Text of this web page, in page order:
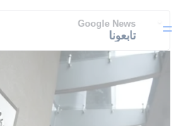
Google News
تابعونا